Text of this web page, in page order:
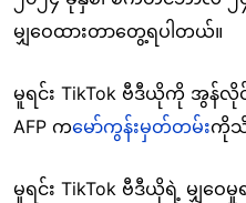
မျှဝေထားတာတွေ့ရပါတယ်။
မူရင်း TikTok ဗီဒီယိုကို အွန်
AFP ကမော်ကွန်းမှတ်တမ်းကိုသိ
မူရင်း TikTok ဗီဒီယိုရဲ့ မျှဝေ